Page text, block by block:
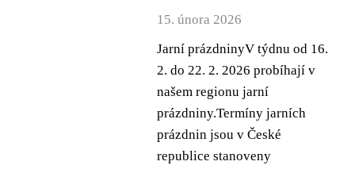
15. února 2026
Jarní prázdninyV týdnu od 16.
2. do 22. 2. 2026 probíhají v
našem regionu jarní
prázdniny.Termíny jarních
prázdnin jsou v České
republice stanoveny